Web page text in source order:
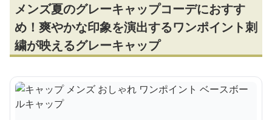
メンズ夏のグレーキャップコーデにおすす
め！爽やかな印象を演出するワンポイント刺
繍が映えるグレーキャップ